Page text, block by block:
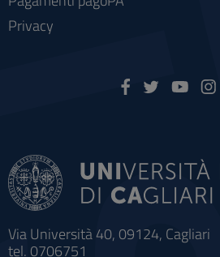
Via Università 40, 09124, Cagliari
tel. 0706751
Privacy